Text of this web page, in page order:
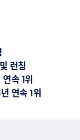
런칭
속 1위
연속 1위